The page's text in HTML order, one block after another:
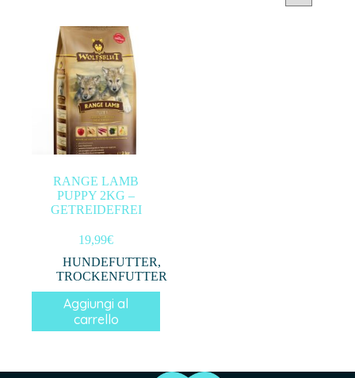
Categorie prodotto
Filtra per prezzo
In offerta(0)
Filtro
RANGE LAMB
PUPPY 2KG –
GETREIDEFREI
19,99€
HUNDEFUTTER,
TROCKENFUTTER
Aggiungi al
carrello